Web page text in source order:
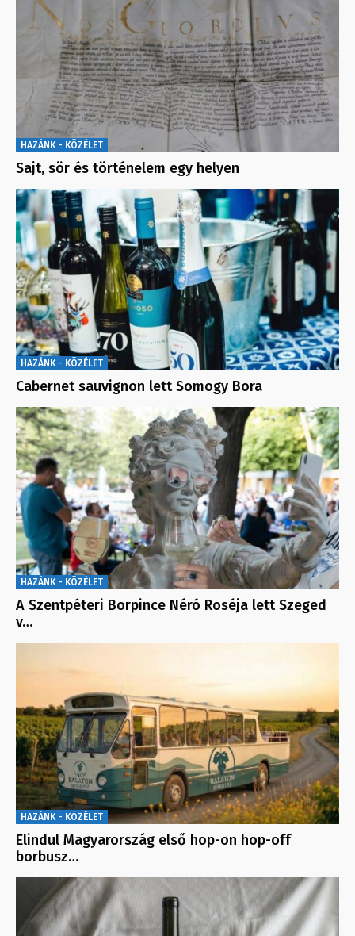
HAZÁNK - KÖZÉLET
Sajt, sör és történelem egy helyen
HAZÁNK - KÖZÉLET
Cabernet sauvignon lett Somogy Bora
HAZÁNK - KÖZÉLET
A Szentpéteri Borpince Néró Roséja lett Szeged
v…
HAZÁNK - KÖZÉLET
Elindul Magyarország első hop-on hop-off
borbusz…